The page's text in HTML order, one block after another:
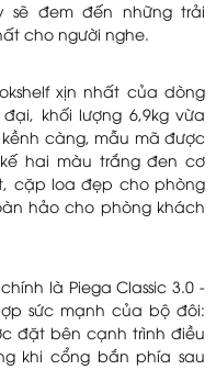
sẽ đem đến những trải
cho người nghe.
xịn nhất của dòng
khối lượng 6,9kg vừa
càng, mẫu mã được
hai màu trắng đen cơ
cặp loa đẹp cho phòng
hảo cho phòng khách
là Piega Classic 3.0 -
sức mạnh của bộ đôi:
đặt bên cạnh trình điều
khi cổng bắn phía sau